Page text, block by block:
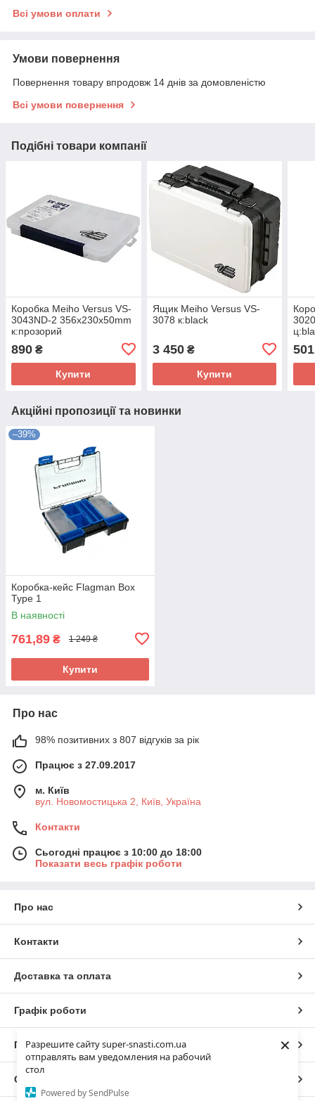
Разрешите сайту super-snasti.com.ua
отправлять вам уведомления на рабочий
стол
Powered by SendPulse
×
Всі умови оплати
Умови повернення
Повернення товару впродовж 14 днів за домовленістю
Всі умови повернення
Подібні товари компанії
Коробка Meiho Versus VS-
3043ND-2 356х230х50mm
к:прозорий
890 ₴
Купити
Ящик Meiho Versus VS-
3078 к:black
3 450₴
Купити
501
Акційні пропозиції та новинки
–39%
Коробка-кейс Flagman Box
Type 1
В наявності
761,89 ₴ 1 249 ₴
Купити
Про нас
98% позитивних з 807 відгуків за рік
Працює з 27.09.2017
м. Київ
вул. Новомостицька 2, Київ, Україна
Контакти
Сьогодні працює з 10:00 до 18:00
Показати весь графік роботи
Про нас
Контакти
Доставка та оплата
Графік роботи
Повна версія сайту
Сайт створено на маркетплейсі